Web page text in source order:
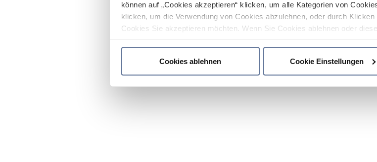
können auf „Cookies akzeptieren“ klicken, um alle Kategorien von
klicken, um die Verwendung von Cookies abzulehnen, oder durch
Cookies Sie akzeptieren möchten. Wenn Sie Cookies ablehnen oder
Cookies ablehnen
Cookie Einstellungen